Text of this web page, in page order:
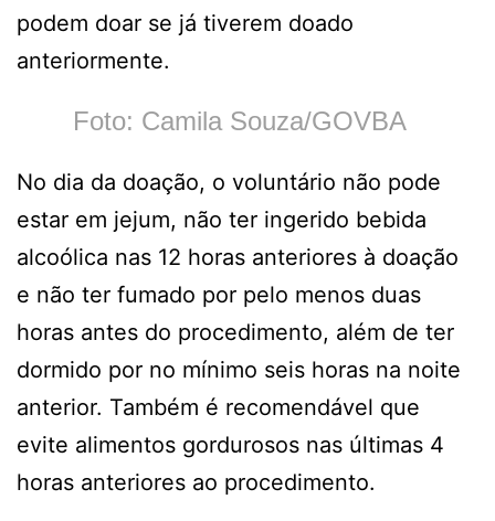
podem doar se já tiverem doado
anteriormente.
Foto: Camila Souza/GOVBA
No dia da doação, o voluntário não pode
estar em jejum, não ter ingerido bebida
alcoólica nas 12 horas anteriores à doação
e não ter fumado por pelo menos duas
horas antes do procedimento, além de ter
dormido por no mínimo seis horas na noite
anterior. Também é recomendável que
evite alimentos gordurosos nas últimas 4
horas anteriores ao procedimento.